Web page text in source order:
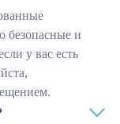
безопасные и
у вас есть